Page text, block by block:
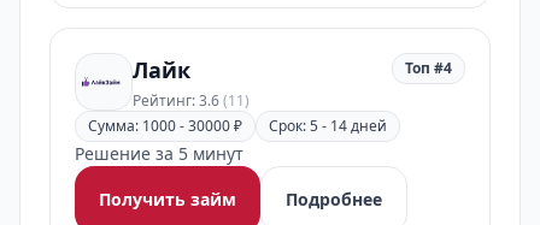
Лайк
Рейтинг: 3.6(11)
Топ #4
Сумма: 1000 - 30000 ₽ Срок: 5 - 14 дней
Решение за 5 минут
Получить займ
Подробнее